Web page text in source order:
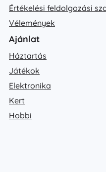
Értékelési feldolgozási
Vélemények
Ajánlat
Háztartás
Játékok
Elektronika
Kert
Hobbi